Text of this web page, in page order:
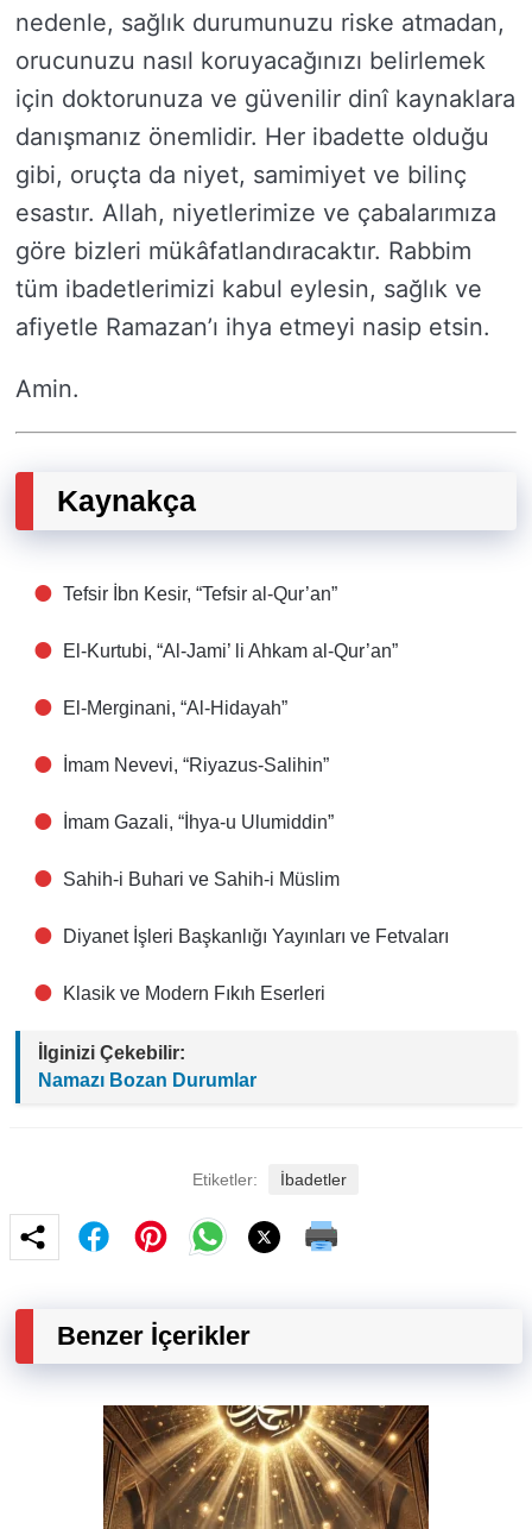
nedenle, sağlık durumunuzu riske atmadan,
orucunuzu nasıl koruyacağınızı belirlemek
için doktorunuza ve güvenilir dinî kaynaklara
danışmanız önemlidir. Her ibadette olduğu
gibi, oruçta da niyet, samimiyet ve bilinç
esastır. Allah, niyetlerimize ve çabalarımıza
göre bizleri mükâfatlandıracaktır. Rabbim
tüm ibadetlerimizi kabul eylesin, sağlık ve
afiyetle Ramazan’ı ihya etmeyi nasip etsin.
Amin.
Kaynakça
Tefsir İbn Kesir, “Tefsir al-Qur’an”
El-Kurtubi, “Al-Jami’ li Ahkam al-Qur’an”
El-Merginani, “Al-Hidayah”
İmam Nevevi, “Riyazus-Salihin”
İmam Gazali, “İhya-u Ulumiddin”
Sahih-i Buhari ve Sahih-i Müslim
Diyanet İşleri Başkanlığı Yayınları ve Fetvaları
Klasik ve Modern Fıkıh Eserleri
İlginizi Çekebilir:
Namazı Bozan Durumlar
Etiketler: İbadetler
Benzer İçerikler